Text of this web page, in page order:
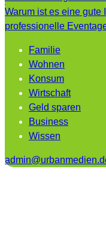
Warum ist es eine gute
professionelle
Familie
Wohnen
Konsum
Wirtschaft
Geld sparen
Business
Wissen